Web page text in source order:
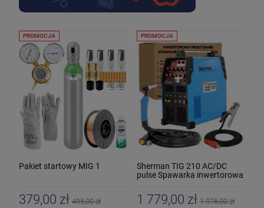
Pakiet startowy MIG 1
379,00 zł 495,00 zł
PROMOCJA
Sherman TIG 210 AC/DC
pulse Spawarka inwertorowa
1 779,00 zł 1 976,00 zł
PROMOCJA